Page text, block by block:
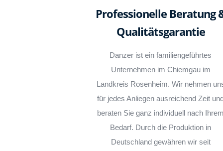
Professionelle Beratung
Qualitätsgarantie
Danzer ist ein familiengeführtes
Unternehmen im Chiemgau im
Landkreis Rosenheim. Wir nehmen
für jedes Anliegen ausreichend Zeit
beraten Sie ganz individuell nach
Bedarf. Durch die Produktion in
Deutschland gewähren wir seit